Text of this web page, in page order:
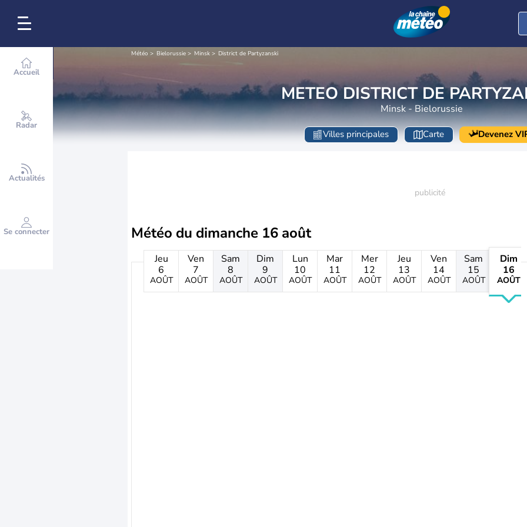
Accueil
Radar
Actualités
Se connecter
Météo Bielorussie Minsk District de Partyzanski
METEO DISTRICT DE
Minsk - Bielorussie
Villes principales Carte Devenez
Météo du dimanche 16 août
Jeu
6
AOÛT
Ven
7
AOÛT
Sam
8
AOÛT
Dim
9
AOÛT
Lun
10
AOÛT
Mar
11
AOÛT
Mer
12
AOÛT
Jeu
13
AOÛT
Ven
14
AOÛT
Sam
15
AOÛT
Dim
16
AOÛT